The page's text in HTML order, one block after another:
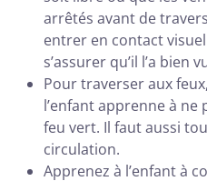
arrêtés avant de
entrer en contact
s’assurer qu’il l’a bien
Pour traverser aux
l’enfant apprenne à ne
feu vert. Il faut aussi
circulation.
Apprenez à l’enfant à